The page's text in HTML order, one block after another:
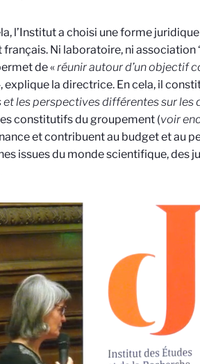
l’Institut a choisi une forme
Ni laboratoire, ni association
de «réunir autour d’un objectif
explique la directrice. En cela, il
les perspectives différentes sur les
constitutifs du groupement (voir
et contribuent au budget et au
issues du monde scientifique, des